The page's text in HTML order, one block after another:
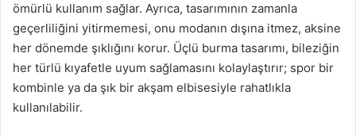
ömürlü kullanım sağlar. Ayrıca, tasarımının zamanla
geçerliliğini yitirmemesi, onu modanın dışına itmez, aksine
her dönemde şıklığını korur. Üçlü burma tasarımı, bileziğin
her türlü kıyafetle uyum sağlamasını kolaylaştırır; spor bir
kombinle ya da şık bir akşam elbisesiyle rahatlıkla
kullanılabilir.